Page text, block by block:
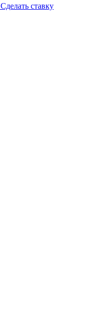
Сделать ставку